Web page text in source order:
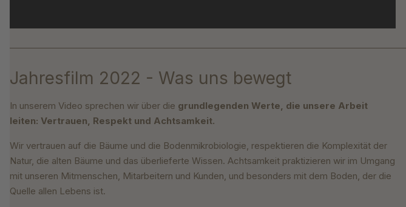
Jahresfilm 2022 - Was uns bewegt
In unserem Video sprechen wir über die grundlegenden Werte, die unsere Arbeit
leiten: Vertrauen, Respekt und Achtsamkeit.
Wir vertrauen auf die Bäume und die Bodenmikrobiologie, respektieren die Komplexität der
Natur, die alten Bäume und das überlieferte Wissen. Achtsamkeit praktizieren wir im Umgang
mit unseren Mitmenschen, Mitarbeitern und Kunden, und besonders mit dem Boden, der die
Quelle allen Lebens ist.